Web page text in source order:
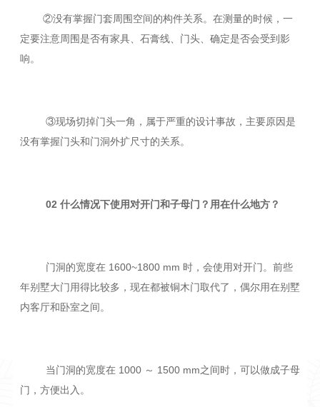
②没有掌握门套周围空间的构件关系。在测量的时候，一
定要注意周围是否有家具、石膏线、门头、确定是否会受到影
响。
③现场切掉门头一角，属于严重的设计事故，主要原因是
没有掌握门头和门洞外扩尺寸的关系。
02 什么情况下使用对开门和子母门？用在什么地方？
门洞的宽度在 1600~1800 mm 时，会使用对开门。前些
年别墅大门用得比较多，现在都被铜木门取代了，偶尔用在别墅
内客厅和卧室之间。
当门洞的宽度在 1000 ～ 1500 mm之间时，可以做成子母
门，方便出入。